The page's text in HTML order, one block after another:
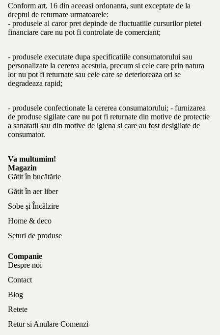
Conform art. 16 din aceeasi ordonanta, sunt exceptate de la
dreptul de returnare urmatoarele:
- produsele al caror pret depinde de fluctuatiile cursurilor pietei
financiare care nu pot fi controlate de comerciant;
- produsele executate dupa specificatiile consumatorului sau
personalizate la cererea acestuia, precum si cele care prin natura
lor nu pot fi returnate sau cele care se deterioreaza ori se
degradeaza rapid;
- produsele confectionate la cererea consumatorului; - furnizarea
de produse sigilate care nu pot fi returnate din motive de protectie
a sanatatii sau din motive de igiena si care au fost desigilate de
consumator.
Va multumim!
Magazin
Gătit în bucătărie
Gătit în aer liber
Sobe și Încălzire
Home & deco
Seturi de produse
Companie
Despre noi
Contact
Blog
Retete
Retur si Anulare Comenzi